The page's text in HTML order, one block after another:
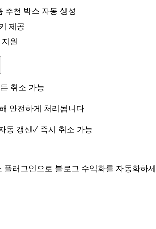
추천 박스 자동 생성
제공
원
취소 가능
안전하게 처리됩니다
동 갱신✓ 즉시 취소 가능
플러그인으로 블로그 수익화를 자동화하